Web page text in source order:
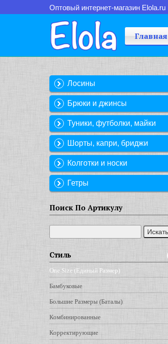
Оптовый интернет-магазин Elola.ru
Главная
Лосины
Брюки и джинсы
Туники, футболки, майки
Шорты, капри, бриджи
Колготки и носки
Гетры
Поиск По Артикулу
Стиль
One Size (единый Размер)
Бамбуковые
Большие Размеры (баталы)
Комбинированные
Корректирующие